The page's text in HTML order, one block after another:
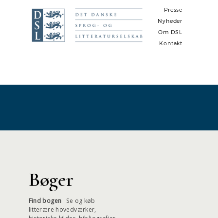
Presse
Nyheder
Om DSL
Kontakt
g
Bøger
Find bogen Se og køb
litterære hovedværker,